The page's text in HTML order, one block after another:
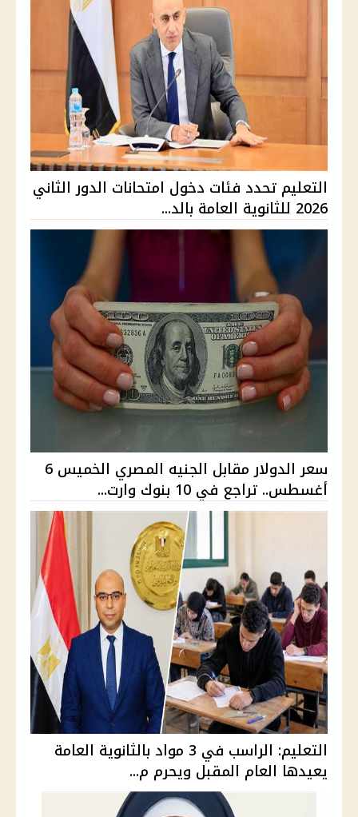
التعليم تحدد فئات دخول امتحانات الدور الثاني
2026 للثانوية العامة بالد...
سعر الدولار مقابل الجنيه المصري الخميس 6
أغسطس.. تراجع في 10 بنوك وارت...
التعليم: الراسب في 3 مواد بالثانوية العامة
يعيدها العام المقبل ويحرم م...